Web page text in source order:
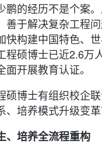
鹏的经历不是个案
善于解决复杂工程
快构建中国特色、
程硕博士已近2.6万
面开展教育认证。
硕博士有组织校企
、培养模式升级变
、培养全流程重构